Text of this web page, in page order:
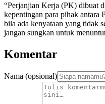
“Perjanjian Kerja (PK) dibuat
kepentingan para pihak antara
bila ada kenyataan yang tidak
jangan sungkan untuk
Komentar
Nama (opsional)